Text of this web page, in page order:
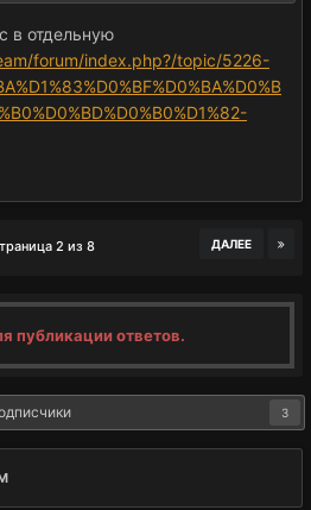
в отдельную
forum/index.php?/topic/5226-
ДАЛЕЕ
2 из 8
публикации ответов.
3